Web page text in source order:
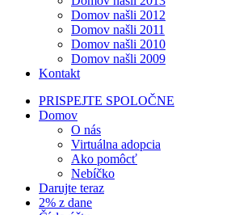
Domov našli 2012
Domov našli 2011
Domov našli 2010
Domov našli 2009
Kontakt
PRISPEJTE SPOLOČNE
Domov
O nás
Virtuálna adopcia
Ako pomôcť
Nebíčko
Darujte teraz
2% z dane